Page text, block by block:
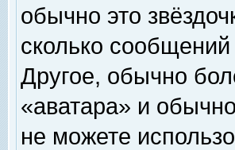
обычно это
сколько
Другое, обычно
«аватара» и
не можете